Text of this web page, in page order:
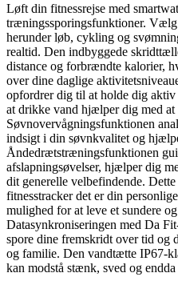
Løft din fitnessrejse med
træningssporingsfunktioner.
herunder løb, cykling og
realtid. Den indbyggede
distance og forbrændte kalorier,
over dine daglige
opfordrer dig til at holde dig aktiv
at drikke vand hjælper dig med at
Søvnovervågningsfunktionen
indsigt i din søvnkvalitet og
Åndedrætstræningsfunktionen
afslapningsøvelser, hjælper dig
dit generelle velbefindende.
fitnesstracker det er din
mulighed for at leve et sundere
Datasynkroniseringen med Da
spore dine fremskridt over tid og
og familie. Den vandtætte IP67-
kan modstå stænk, sved og